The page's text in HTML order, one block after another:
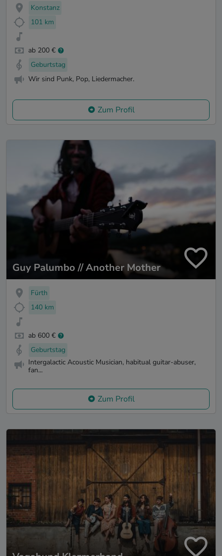
Konstanz
101 km
ab 200 €
Geburtstag
Wir sind Punk, Pop, Liedermacher.
Zum Profil
Guy Palumbo // Another Mother
Fürth
140 km
ab 600 €
Geburtstag
Intergalactic Acoustic Musician, habitual guitar-abuser,
fan...
Zum Profil